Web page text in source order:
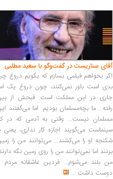
آقای سناریست در گفت‌وگو با سعید مطلبی
اگر بخواهم فیلمی بسازم که بگویم دروغ
بدی است باور نمی‌کنند، چون دروغ یک
جاری در این مملکت است. قبحش از
رفته... ما بچه‌مسلمان بودیم. اما می‌گفتند
مسلمان نیست... وقتی به آدمی که در
سینماست می‌گویند اجازه کار نداری، یعنی
شکنجه او را می‌کشند... می‌توانند من را
بزنند اما نمی‌توانند من را روی زمین نگه
من بلند می‌شوم... فردین عاشقانه مردم
دوست داشت ...